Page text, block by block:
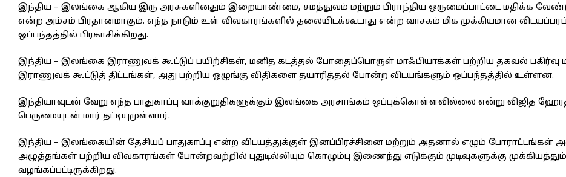
இந்திய – இலங்கை ஆகிய இரு அரசுகளினதும் இறையாண்மை, சமத்துவம் மற்றும் பிராந்திய ஒருமைப்பாட்டை மதிக்க
என்ற அம்சம் பிரதானமாகும். எந்த நாடும் உள் விவகாரங்களில் தலையிடக்கூடாது என்ற வாசகம் மிக முக்கியமான
ஒப்பந்தத்தில் பிரகாசிக்கிறது.
இந்திய – இலங்கை இராணுவக் கூட்டுப் பயிற்சிகள், மனித கடத்தல் போதைப்பொருள் மாஃபியாக்கள் பற்றிய தகவல் பகிர்வு
இராணுவக் கூட்டுத் திட்டங்கள், அது பற்றிய ஒழுங்கு விதிகளை தயாரித்தல் போன்ற விடயங்களும் ஒப்பந்தத்தில் உள்ளன.
இந்தியாவுடன் வேறு எந்த பாதுகாப்பு வாக்குறுதிகளுக்கும் இலங்கை அரசாங்கம் ஒப்புக்கொள்ளவில்லை என்று விஜித
பெருமையுடன் மார் தட்டியுமுள்ளார்.
இந்திய – இலங்கையின் தேசியப் பாதுகாப்பு என்ற விடயத்துக்குள் இனப்பிரச்சினை மற்றும் அதனால் எழும் போராட்டங்கள்
அழுத்தங்கள் பற்றிய விவகாரங்கள் போன்றவற்றில் புதுடில்லியும் கொழும்பு இணைந்து எடுக்கும் முடிவுகளுக்கு முக்கியத்தும்
வழங்கப்பட்டிருக்கிறது.